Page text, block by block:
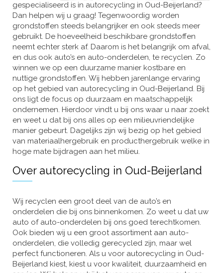
gespecialiseerd is in autorecycling in Oud-Beijerland?
Dan helpen wij u graag! Tegenwoordig worden
grondstoffen steeds belangrijker en ook steeds meer
gebruikt. De hoeveelheid beschikbare grondstoffen
neemt echter sterk af. Daarom is het belangrijk om afval,
en dus ook auto’s en auto-onderdelen, te recyclen. Zo
winnen we op een duurzame manier kostbare en
nuttige grondstoffen. Wij hebben jarenlange ervaring
op het gebied van autorecycling in Oud-Beijerland. Bij
ons ligt de focus op duurzaam en maatschappelijk
ondernemen. Hierdoor vindt u bij ons waar u naar zoekt
en weet u dat bij ons alles op een milieuvriendelijke
manier gebeurt. Dagelijks zijn wij bezig op het gebied
van materiaalhergebruik en producthergebruik welke in
hoge mate bijdragen aan het milieu.
Over autorecycling in Oud-Beijerland
Wij recyclen een groot deel van de auto’s en
onderdelen die bij ons binnenkomen. Zo weet u dat uw
auto of auto-onderdelen bij ons goed terechtkomen.
Ook bieden wij u een groot assortiment aan auto-
onderdelen, die volledig gerecycled zijn, maar wel
perfect functioneren. Als u voor autorecycling in Oud-
Beijerland kiest, kiest u voor kwaliteit, duurzaamheid en